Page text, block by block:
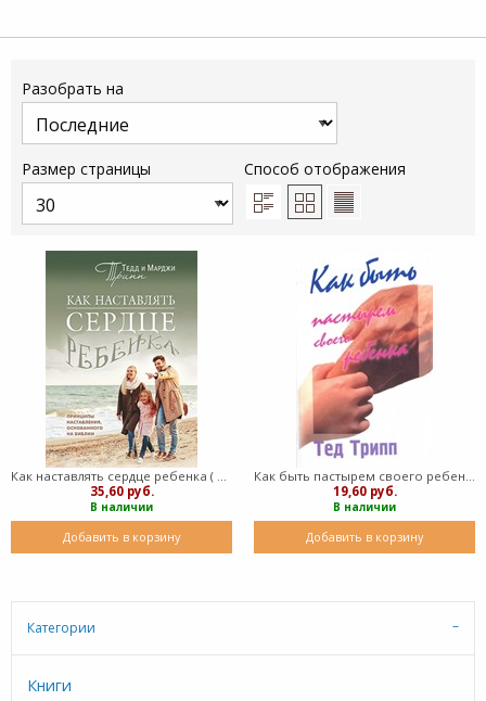
Разобрать на
Размер страницы Способ отображения
Как наставлять сердце ребенка ( мягкий)
35,60 руб.
В наличии
Добавить в корзину
Как быть пастырем своего ребенка (Мягкий)
19,60 руб.
В наличии
Добавить в корзину
Категории
Книги